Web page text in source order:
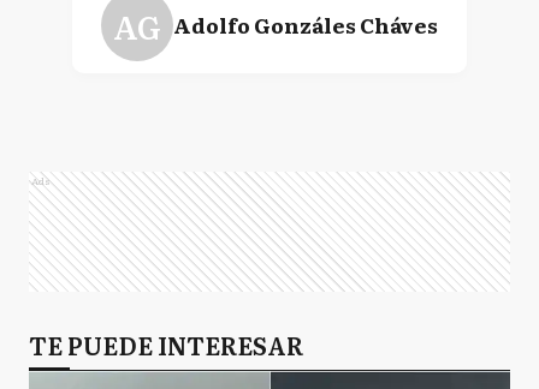
AG Adolfo Gonzáles Cháves
AB Almirante Brown
A Arrecifes
Ads
TE PUEDE INTERESAR